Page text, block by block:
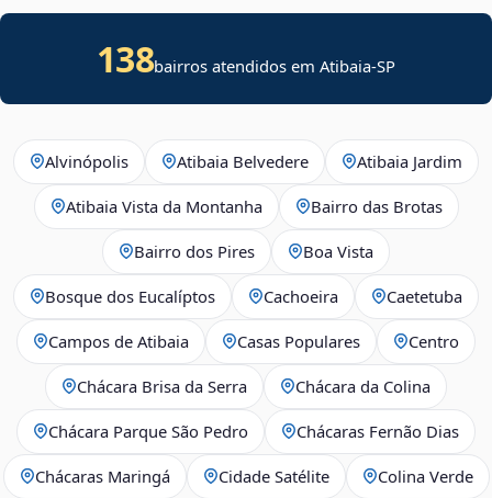
138bairros atendidos em Atibaia-SP
Alvinópolis Atibaia Belvedere Atibaia Jardim
Atibaia Vista da Montanha Bairro das Brotas
Bairro dos Pires Boa Vista
Bosque dos Eucalíptos Cachoeira Caetetuba
Campos de Atibaia Casas Populares Centro
Chácara Brisa da Serra Chácara da Colina
Chácara Parque São Pedro Chácaras Fernão Dias
Chácaras Maringá Cidade Satélite Colina Verde